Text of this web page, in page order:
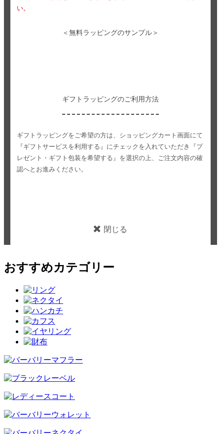
い。
＜無料ラッピングのサンプル＞
ギフトラッピングのご利用方法
ギフトラッピングをご希望の方は、ショッピングカート画面にて
『ギフトサービスを利用する』にチェックを入れていただき
『プ
レゼント・ギフト包装を希望する』を選択の上、ご注文内容の確
認へとお進みください。
閉じる
おすすめカテゴリー